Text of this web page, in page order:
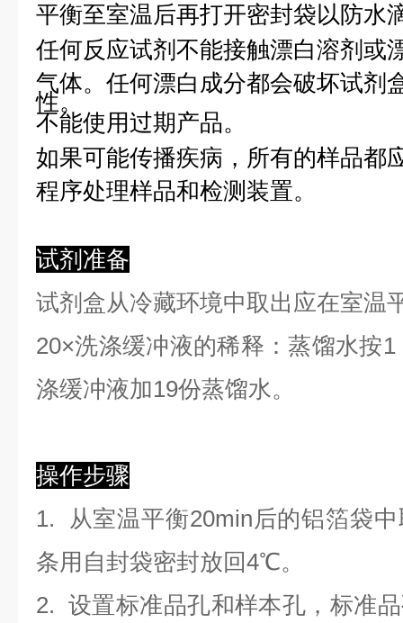
平衡至室温后再打开密封袋以防水
任何反应试剂不能接触漂白溶剂或
气体。任何漂白成分都会破坏试剂
性。
不能使用过期产品。
如果可能传播疾病，所有的样品都
程序处理样品和检测装置。
试剂准备
试剂盒从冷藏环境中取出应在室温
20×洗涤缓冲液的稀释：蒸馏水按
涤缓冲液加19份蒸馏水。
操作步骤
1. 从室温平衡20min后的铝箔袋
条用自封袋密封放回4℃。
2. 设置标准品孔和样本孔，标准